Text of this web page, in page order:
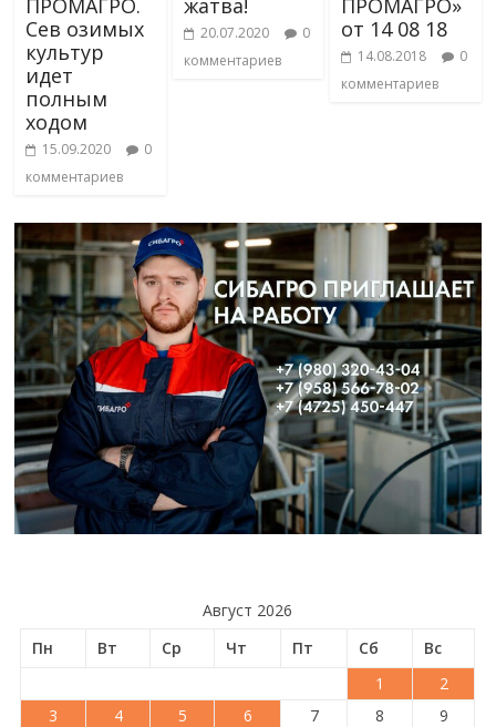
Сев озимых
культур
идет
полным
ходом
15.09.2020
0
комментариев
20.07.2020
0
комментариев
от 14 08 18
14.08.2018
0
комментариев
Август 2026
Пн
Вт Ср Чт Пт Сб
Вс
1
2
3
4 5 6 7 8
9